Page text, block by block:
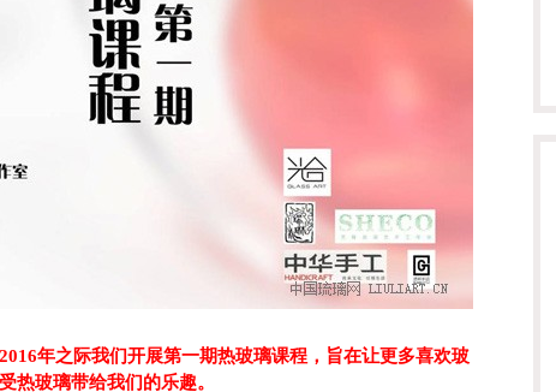
年之际我们开展第一期热玻璃课程，旨在让更多喜欢玻
热玻璃带给我们的乐趣。